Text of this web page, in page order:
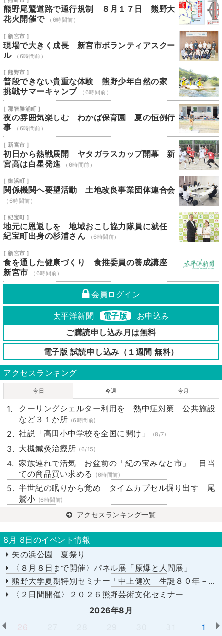
熊野尾鷲道路で通行規制 ８月１７日 熊野大
花火開催で
（6時間前）
[ 新宮市 ]
現場で大きく成長 新宮市ボランティアスクー
ル
（6時間前）
[ 熊野市 ]
普段できない貴重な体験 熊野少年自然の家
挑戦サマーキャンプ
（6時間前）
[ 那智勝浦町 ]
夜の雰囲気楽しむ わかば保育園 夏の恒例行
事
（6時間前）
[ 新宮市 ]
初日から熱戦展開 ヤタガラスカップ開幕 新
宮高は白星発進
（6時間前）
[ 御浜町 ]
関係機関へ要望活動 土地改良事業団体連合会
（6時間前）
[ 紀宝町 ]
地元に恩返しを 地域おこし協力隊員に就任
紀宝町出身の杉浦さん
（6時間前）
[ 新宮市 ]
食を通した健康づくり 食推委員の養成講座
新宮市
（6時間前）
会員ログイン
太平洋新聞 電子版
お申込み
ご購読申し込み月は無料
電子版 試読申し込み（１週間 無料）
アクセスランキング
今日 今週 今月
クーリングシェルター利用を 熱中症対策 公共施設
など３１か所 (6時間前)
社説「高田小中学校を全国に開け」 (8/7)
大槻鍼灸治療所 (6/15)
家族連れで活気 お盆前の「紀の宝みなと市」 目当
ての商品買い求める
(6時間前)
半世紀の眠りから覚め タイムカプセル掘り出す 尾
鷲小 (6時間前)
アクセスランキング一覧
8月 8日のイベント情報
矢の浜公園 夏祭り
〈８月８日まで開催〉パネル展「原爆と人間展」
熊野大学夏期特別セミナー「中上健次 生誕８０年－時代へのまなざし－」
〈２日間開催〉２０２６熊野芸術文化セミナー
2026年8月
26
1